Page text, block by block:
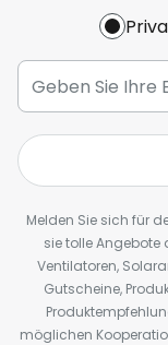
Melden Sie sich für
sie tolle Angebote
Ventilatoren,
Gutscheine,
möglichen